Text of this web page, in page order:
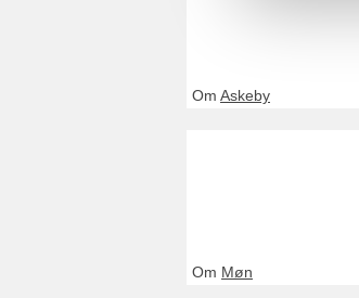
Om Askeby
Om Møn